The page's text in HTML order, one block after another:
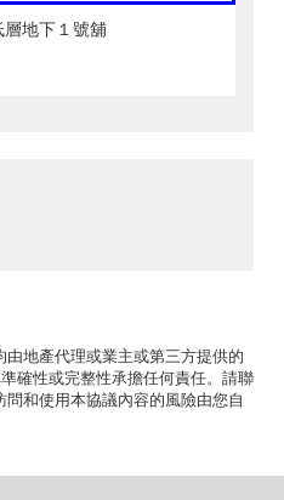
地下１號舖
地產代理或業主或第三方提供的
確性或完整性承擔任何責任。請聯
和使用本協議內容的風險由您自